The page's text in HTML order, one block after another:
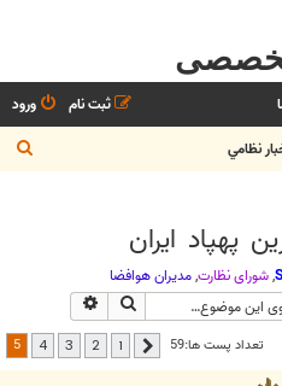
ورود
ثبت نام
نظامي
س
پهپاد ایران
,شوراي نظارت,مديران هوافضا
جستجو
تعداد پست ها:59 قبلی 1
2
3
4
5